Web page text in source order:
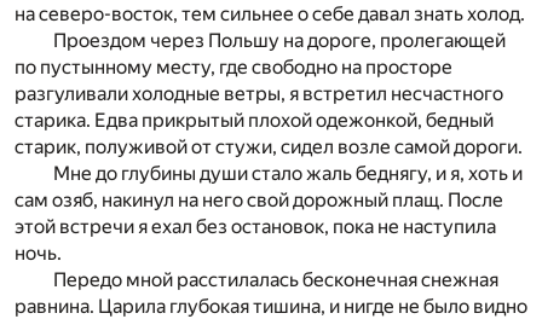
на северо-восток, тем сильнее о себе давал знать холод.
Проездом через Польшу на дороге, пролегающей
по пустынному месту, где свободно на просторе
разгуливали холодные ветры, я встретил несчастного
старика. Едва прикрытый плохой одежонкой, бедный
старик, полуживой от стужи, сидел возле самой дороги.
Мне до глубины души стало жаль беднягу, и я, хоть и
сам озяб, накинул на него свой дорожный плащ. После
этой встречи я ехал без остановок, пока не наступила
ночь.
Передо мной расстилалась бесконечная снежная
равнина. Царила глубокая тишина, и нигде не было видно